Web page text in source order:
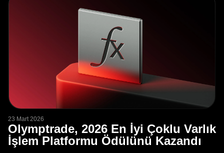
23 Mart 2026
Olymptrade, 2026 En İyi Çoklu Varlık
İşlem Platformu Ödülünü Kazandı